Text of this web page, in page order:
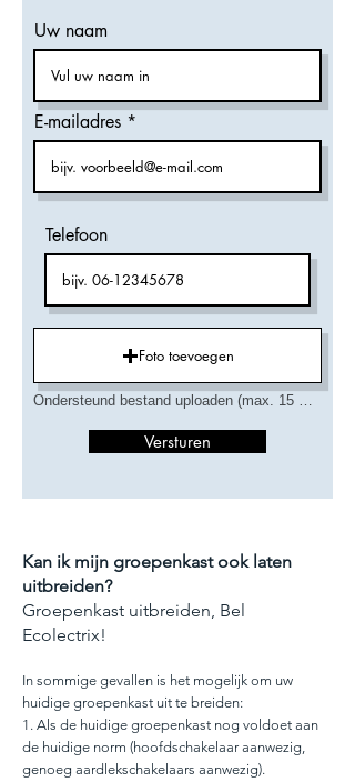
Uw naam
E-mailadres
Telefoon
Foto toevoegen
Ondersteund bestand uploaden (max. 15 MB)
Versturen
Kan ik mijn groepenkast ook laten
uitbreiden?
Groepenkast uitbreiden, Bel
Ecolectrix!
In sommige gevallen is het mogelijk om uw
huidige groepenkast uit te breiden:
1. Als de huidige groepenkast nog voldoet aan
de huidige norm (hoofdschakelaar aanwezig,
genoeg aardlekschakelaars aanwezig).